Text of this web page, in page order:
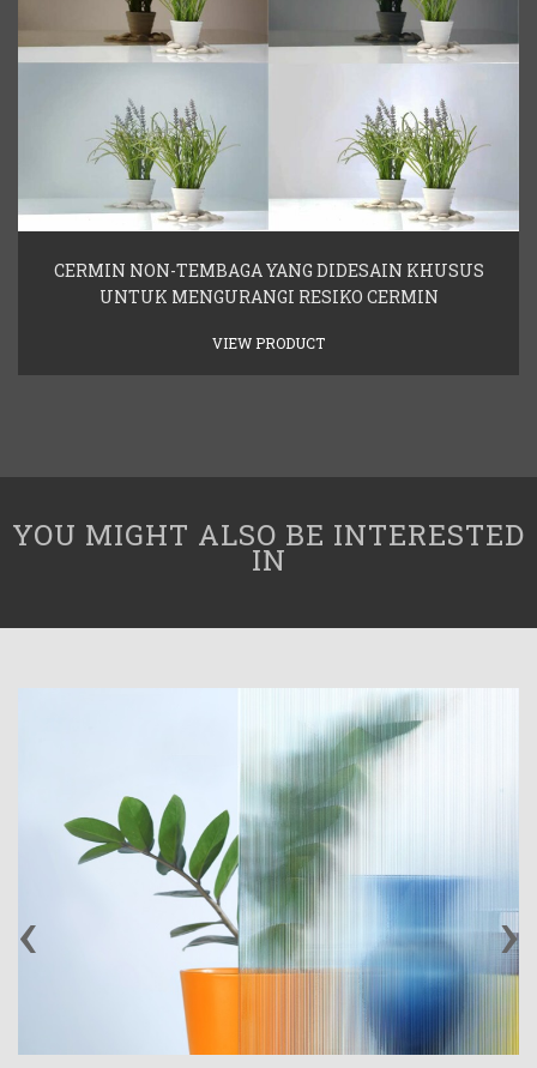
CERMIN NON-TEMBAGA YANG DIDESAIN KHUSUS
UNTUK MENGURANGI RESIKO CERMIN
VIEW PRODUCT
YOU MIGHT ALSO BE INTERESTED
IN
‹ ›